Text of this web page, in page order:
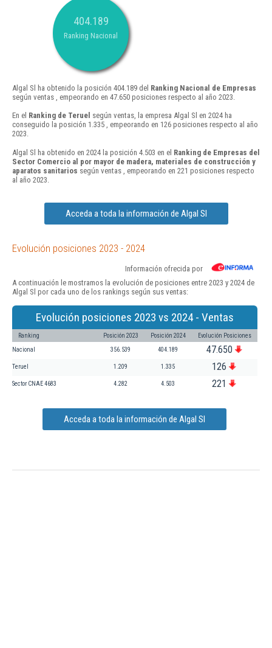
404.189
Ranking Nacional
Algal Sl ha obtenido la posición 404.189 del Ranking Nacional de Empresas
según ventas , empeorando en 47.650 posiciones respecto al año 2023.
En el Ranking de Teruel según ventas, la empresa Algal Sl en 2024 ha
conseguido la posición 1.335 , empeorando en 126 posiciones respecto al año
2023.
Algal Sl ha obtenido en 2024 la posición 4.503 en el Ranking de Empresas del
Sector Comercio al por mayor de madera, materiales de construcción y
aparatos sanitarios según ventas , empeorando en 221 posiciones respecto
al año 2023.
Acceda a toda la información de Algal Sl
Evolución posiciones 2023 - 2024
Información ofrecida por
A continuación le mostramos la evolución de posiciones entre 2023 y 2024 de
Algal Sl por cada uno de los rankings según sus ventas:
Evolución posiciones 2023 vs 2024 - Ventas
Ranking Posición 2023 Posición 2024 Evolución Posiciones
Nacional 356.539 404.189 47.650
Teruel 1.209 1.335 126
Sector CNAE 4683 4.282 4.503 221
Acceda a toda la información de Algal Sl